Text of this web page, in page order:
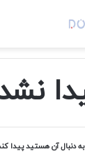
به دنبال آن هستید